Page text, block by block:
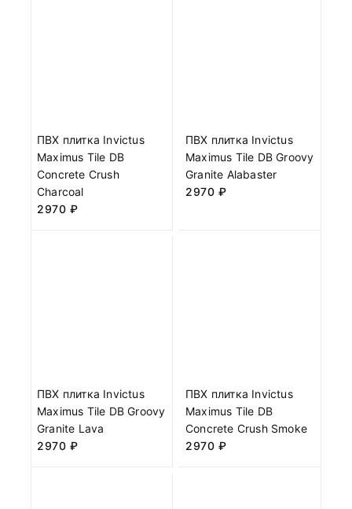
ПВХ плитка Invictus
Maximus Tile DB
Concrete Crush
Charcoal
2970 ₽
ПВХ плитка Invictus
Maximus Tile DB Groovy
Granite Alabaster
2970 ₽
ПВХ плитка Invictus
Maximus Tile DB Groovy
Granite Lava
2970 ₽
ПВХ плитка Invictus
Maximus Tile DB
Concrete Crush Smoke
2970 ₽